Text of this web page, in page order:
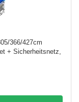
366/427cm
+ Sicherheitsnetz,